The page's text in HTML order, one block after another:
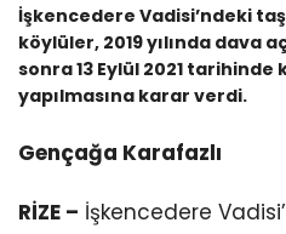
İşkencedere Vadisi’ndeki
köylüler, 2019 yılında dava
sonra 13 Eylül 2021
yapılmasına karar verdi.
Gençağa Karafazlı
RİZE – İşkencedere